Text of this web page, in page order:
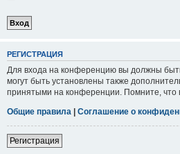
РЕГИСТРАЦИЯ
Для входа на конференцию вы должны
могут быть установлены также
принятыми на конференции. Помните, что
Общие правила | Соглашение о
Регистрация